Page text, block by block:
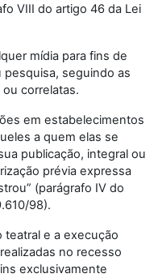
VIII do artigo 46 da Lei
mídia para fins de
seguindo as
correlatas.
em estabelecimentos
a quem elas se
publicação, integral ou
prévia expressa
(parágrafo IV do
98).
teatral e a execução
no recesso
exclusivamente